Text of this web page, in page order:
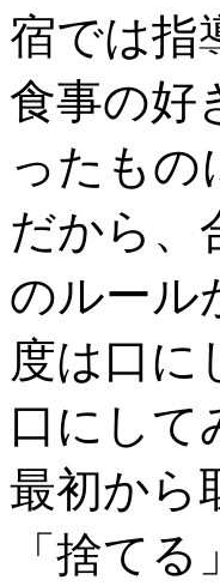
宿では指
食事の好
ったもの
だから、
のルール
度は口に
口にして
最初から
「捨て